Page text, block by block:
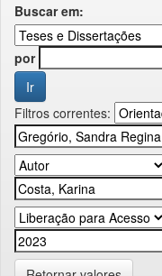
Buscar em:
por
Filtros correntes: